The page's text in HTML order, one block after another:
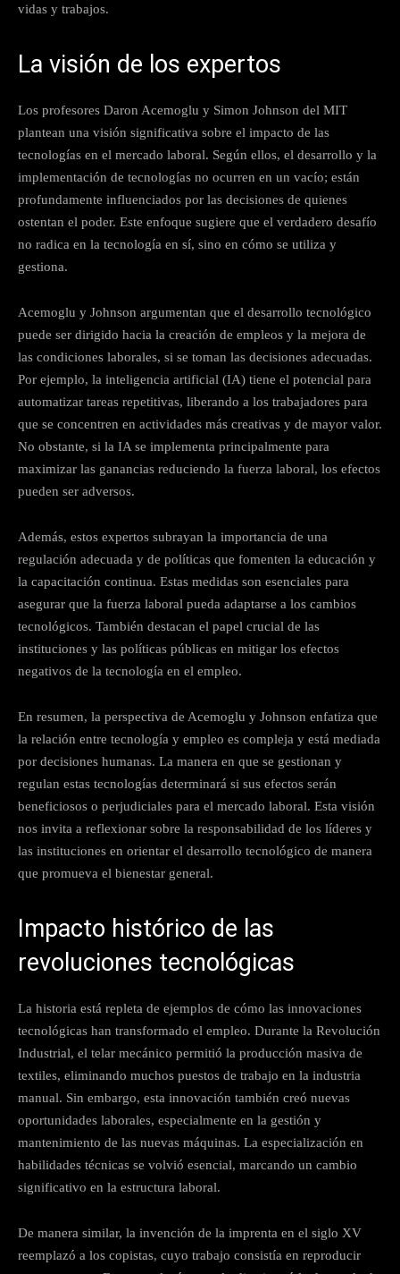
vidas y trabajos.
La visión de los expertos
Los profesores Daron Acemoglu y Simon Johnson del MIT
plantean una visión significativa sobre el impacto de las
tecnologías en el mercado laboral. Según ellos, el desarrollo y la
implementación de tecnologías no ocurren en un vacío; están
profundamente influenciados por las decisiones de quienes
ostentan el poder. Este enfoque sugiere que el verdadero desafío
no radica en la tecnología en sí, sino en cómo se utiliza y
gestiona.
Acemoglu y Johnson argumentan que el desarrollo tecnológico
puede ser dirigido hacia la creación de empleos y la mejora de
las condiciones laborales, si se toman las decisiones adecuadas.
Por ejemplo, la inteligencia artificial (IA) tiene el potencial para
automatizar tareas repetitivas, liberando a los trabajadores para
que se concentren en actividades más creativas y de mayor valor.
No obstante, si la IA se implementa principalmente para
maximizar las ganancias reduciendo la fuerza laboral, los efectos
pueden ser adversos.
Además, estos expertos subrayan la importancia de una
regulación adecuada y de políticas que fomenten la educación y
la capacitación continua. Estas medidas son esenciales para
asegurar que la fuerza laboral pueda adaptarse a los cambios
tecnológicos. También destacan el papel crucial de las
instituciones y las políticas públicas en mitigar los efectos
negativos de la tecnología en el empleo.
En resumen, la perspectiva de Acemoglu y Johnson enfatiza que
la relación entre tecnología y empleo es compleja y está mediada
por decisiones humanas. La manera en que se gestionan y
regulan estas tecnologías determinará si sus efectos serán
beneficiosos o perjudiciales para el mercado laboral. Esta visión
nos invita a reflexionar sobre la responsabilidad de los líderes y
las instituciones en orientar el desarrollo tecnológico de manera
que promueva el bienestar general.
Impacto histórico de las
revoluciones tecnológicas
La historia está repleta de ejemplos de cómo las innovaciones
tecnológicas han transformado el empleo. Durante la Revolución
Industrial, el telar mecánico permitió la producción masiva de
textiles, eliminando muchos puestos de trabajo en la industria
manual. Sin embargo, esta innovación también creó nuevas
oportunidades laborales, especialmente en la gestión y
mantenimiento de las nuevas máquinas. La especialización en
habilidades técnicas se volvió esencial, marcando un cambio
significativo en la estructura laboral.
De manera similar, la invención de la imprenta en el siglo XV
reemplazó a los copistas, cuyo trabajo consistía en reproducir